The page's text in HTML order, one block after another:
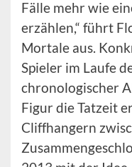
Fälle mehr wie
erzählen,“ führt
Mortale aus.
Spieler im Laufe
chronologischer
Figur die Tatzeit
Cliffhangern